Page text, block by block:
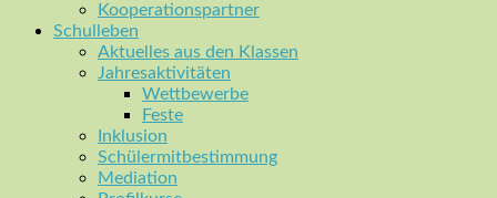
Kooperationspartner
Schulleben
Aktuelles aus den Klassen
Jahresaktivitäten
Wettbewerbe
Feste
Inklusion
Schülermitbestimmung
Mediation